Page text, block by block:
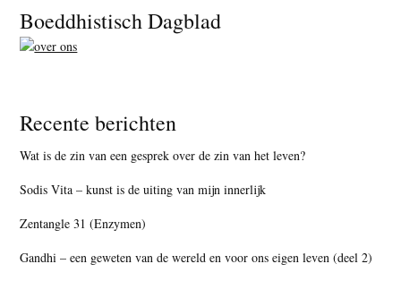
Footer
Boeddhistisch Dagblad
Recente berichten
Wat is de zin van een gesprek over de zin van het leven?
Sodis Vita – kunst is de uiting van mijn innerlijk
Zentangle 31 (Enzymen)
Gandhi – een geweten van de wereld en voor ons eigen leven (deel 2)